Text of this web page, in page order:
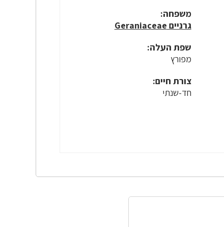
משפחה:
גרניים Geraniaceae
שפת העלה:
מפורץ
צורת חיים:
חד-שנתי